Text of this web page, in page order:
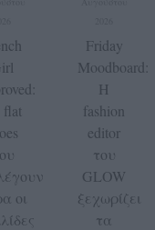
οι
Friday
Moodboard:
Η
fashion
editor
του
GLOW
ξεχωρίζει
τα